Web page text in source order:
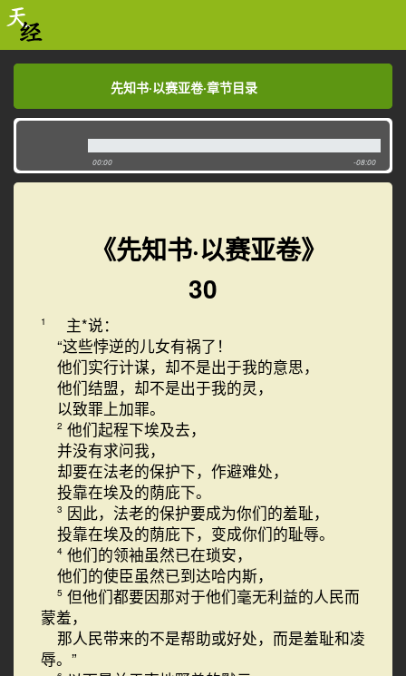
先知书·以赛亚卷·章节目录
先知书·以赛亚卷·章节目录
00:00 -08:00
《先知书·以赛亚卷》
30
1
主*说：
“这些悖逆的儿女有祸了！
他们实行计谋，却不是出于我的意思，
他们结盟，却不是出于我的灵，
以致罪上加罪。
2 他们起程下埃及去，
并没有求问我，
却要在法老的保护下，作避难处，
投靠在埃及的荫庇下。
3 因此，法老的保护要成为你们的羞耻，
投靠在埃及的荫庇下，变成你们的耻辱。
4 他们的领袖虽然已在琐安，
他们的使臣虽然已到达哈内斯，
5 但他们都要因那对于他们毫无利益的人民而
蒙羞，
那人民带来的不是帮助或好处，而是羞耻和凌
辱。”